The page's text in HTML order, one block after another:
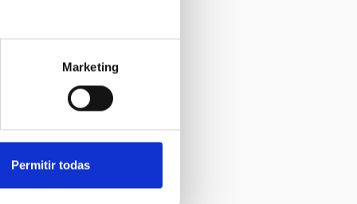
Marketing
Permitir todas